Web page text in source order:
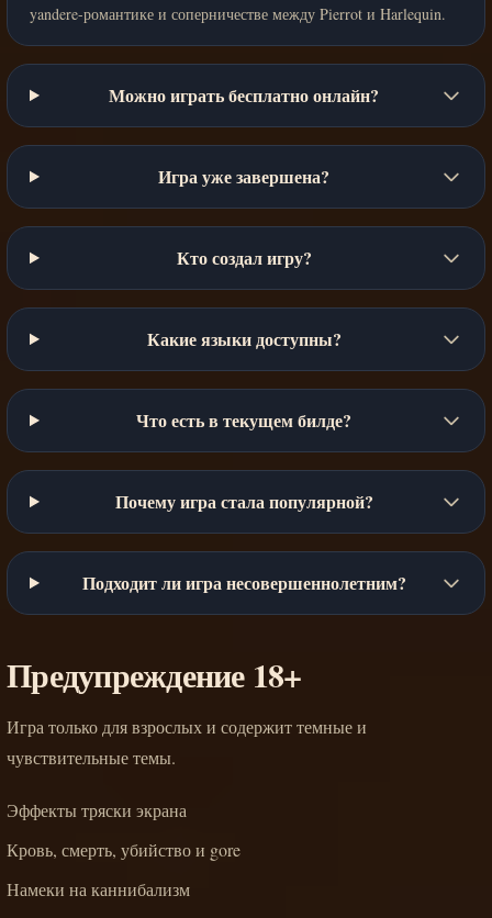
yandere-романтике и соперничестве между Pierrot и Harlequin.
Можно играть бесплатно онлайн?
Игра уже завершена?
Кто создал игру?
Какие языки доступны?
Что есть в текущем билде?
Почему игра стала популярной?
Подходит ли игра несовершеннолетним?
Предупреждение 18+
Игра только для взрослых и содержит темные и
чувствительные темы.
Эффекты тряски экрана
Кровь, смерть, убийство и gore
Намеки на каннибализм